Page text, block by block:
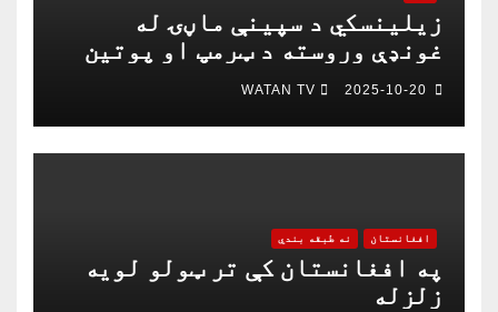
زیلینسکي د سپینې ماڼۍ له
غونډې وروسته د ټرمپ او پوتین
په خبرو اترو کې د ګډون لپاره
چمتو دی
2025-10-20
WATAN TV
افغانستان نه طبقه بندي
په افغانستان کې تر ټولو لویه
زلزله